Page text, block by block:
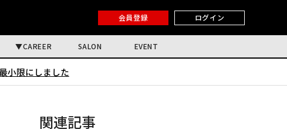
会員登録 ログイン
CAREER SALON EVENT
小限にしました
関連記事